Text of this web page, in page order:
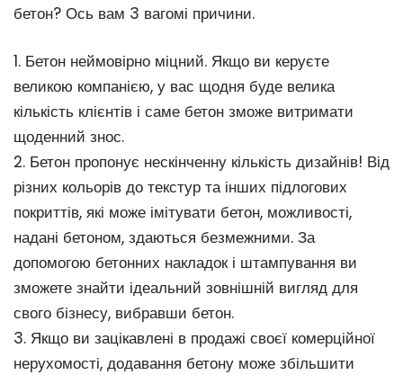
бетон? Ось вам 3 вагомі причини.
1. Бетон неймовірно міцний. Якщо ви керуєте
великою компанією, у вас щодня буде велика
кількість клієнтів і саме бетон зможе витримати
щоденний знос.
2. Бетон пропонує нескінченну кількість дизайнів! Від
різних кольорів до текстур та інших підлогових
покриттів, які може імітувати бетон, можливості,
надані бетоном, здаються безмежними. За
допомогою бетонних накладок і штампування ви
зможете знайти ідеальний зовнішній вигляд для
свого бізнесу, вибравши бетон.
3. Якщо ви зацікавлені в продажі своєї комерційної
нерухомості, додавання бетону може збільшити